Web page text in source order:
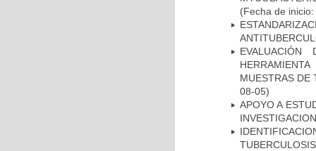
(Fecha de
MUESTRAS DE
08-05)
APOYO A